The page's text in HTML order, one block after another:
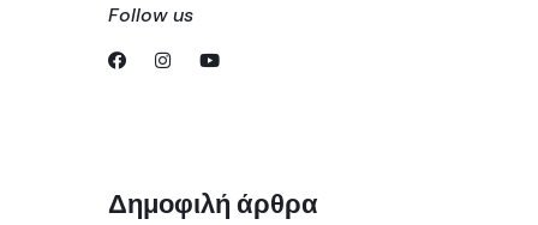
Follow us
Δημοφιλή άρθρα